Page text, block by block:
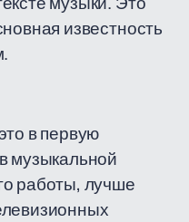
известность
в первую
музыкальной
работы, лучше